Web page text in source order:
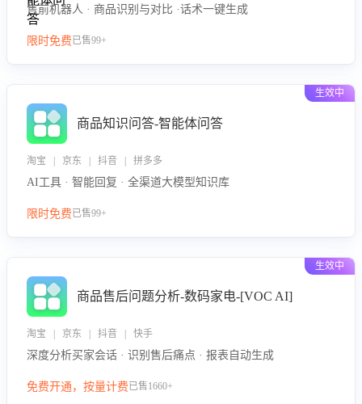
售前机器人 · 商品识别与对比 ·话术一键生成
限时免费已售99+
生效中
商品知识问答-智能体问答
淘宝 | 京东 | 抖音 | 拼多多
AI工具 · 智能回复 · 全渠道大模型知识库
限时免费已售99+
生效中
商品售后问题分析-数码家电-[VOC AI]
淘宝 | 京东 | 抖音 | 快手
深度分析买家会话 · 识别售后痛点 · 报表自动生成
免费开通，按量计费已售1660+